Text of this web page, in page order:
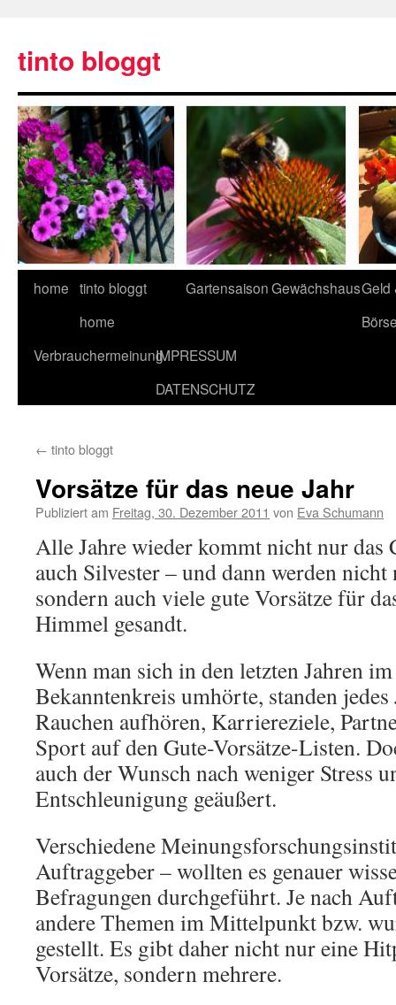
tinto bloggt
home tinto bloggt
home
GartensaisonGewächshausGeld
VerbrauchermeinungIMPRESSUM
DATENSCHUTZ
← tinto bloggt
Vorsätze für das neue Jahr
Publiziert am Freitag, 30. Dezember 2011 von Eva Schumann
Alle Jahre wieder kommt nicht nur das
auch Silvester – und dann werden
sondern auch viele gute Vorsätze für
Himmel gesandt.
Wenn man sich in den letzten Jahren
Bekanntenkreis umhörte, standen
Rauchen aufhören, Karriereziele,
Sport auf den Gute-Vorsätze-Listen.
auch der Wunsch nach weniger Stress
Entschleunigung geäußert.
Verschiedene
Auftraggeber – wollten es genauer
Befragungen durchgeführt. Je nach
andere Themen im Mittelpunkt bzw.
gestellt. Es gibt daher nicht nur eine
Vorsätze, sondern mehrere.